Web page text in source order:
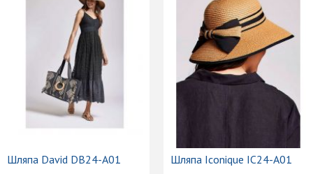
Шляпа David DB24-A01 Шляпа Iconique IC24-A01